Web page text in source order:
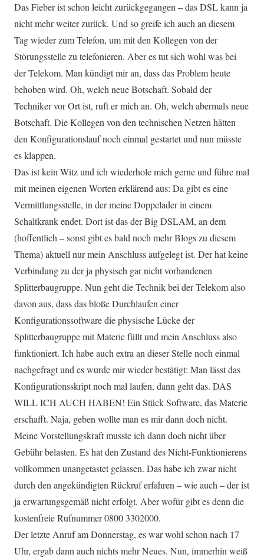
Das Fieber ist schon leicht zurückgegangen – das DSL kann ja
nicht mehr weiter zurück. Und so greife ich auch an diesem
Tag wieder zum Telefon, um mit den Kollegen von der
Störungsstelle zu telefonieren. Aber es tut sich wohl was bei
der Telekom. Man kündigt mir an, dass das Problem heute
behoben wird. Oh, welch neue Botschaft. Sobald der
Techniker vor Ort ist, ruft er mich an. Oh, welch abermals neue
Botschaft. Die Kollegen von den technischen Netzen hätten
den Konfigurationslauf noch einmal gestartet und nun müsste
es klappen.
Das ist kein Witz und ich wiederhole mich gerne und führe mal
mit meinen eigenen Worten erklärend aus: Da gibt es eine
Vermittlungsstelle, in der meine Doppelader in einem
Schaltkrank endet. Dort ist das der Big DSLAM, an dem
(hoffentlich – sonst gibt es bald noch mehr Blogs zu diesem
Thema) aktuell nur mein Anschluss aufgelegt ist. Der hat keine
Verbindung zu der ja physisch gar nicht vorhandenen
Splitterbaugruppe. Nun geht die Technik bei der Telekom also
davon aus, dass das bloße Durchlaufen einer
Konfigurationssoftware die physische Lücke der
Splitterbaugruppe mit Materie füllt und mein Anschluss also
funktioniert. Ich habe auch extra an dieser Stelle noch einmal
nachgefragt und es wurde mir wieder bestätigt: Man lässt das
Konfigurationsskript noch mal laufen, dann geht das. DAS
WILL ICH AUCH HABEN! Ein Stück Software, das Materie
erschafft. Naja, geben wollte man es mir dann doch nicht.
Meine Vorstellungskraft musste ich dann doch nicht über
Gebühr belasten. Es hat den Zustand des Nicht-Funktionierens
vollkommen unangetastet gelassen. Das habe ich zwar nicht
durch den angekündigten Rückruf erfahren – wie auch – der ist
ja erwartungsgemäß nicht erfolgt. Aber wofür gibt es denn die
kostenfreie Rufnummer 0800 3302000.
Der letzte Anruf am Donnerstag, es war wohl schon nach 17
Uhr, ergab dann auch nichts mehr Neues. Nun, immerhin weiß